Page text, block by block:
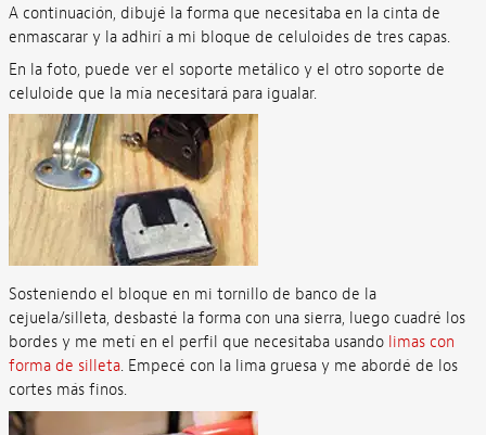
A continuación, dibujé la forma que necesitaba en la cinta de
enmascarar y la adhirí a mi bloque de celuloides de tres capas.
En la foto, puede ver el soporte metálico y el otro soporte de
celuloide que la mía necesitará para igualar.
Sosteniendo el bloque en mi tornillo de banco de la
cejuela/silleta, desbasté la forma con una sierra, luego cuadré los
bordes y me metí en el perfil que necesitaba usando limas con
forma de silleta. Empecé con la lima gruesa y me abordé de los
cortes más finos.